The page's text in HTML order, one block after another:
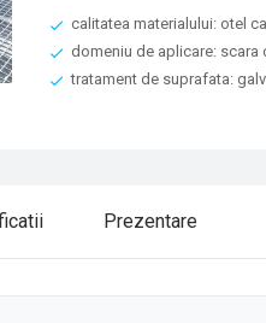
calitatea materialului: otel
domeniu de aplicare: scara
tratament de suprafata:
Prezentare